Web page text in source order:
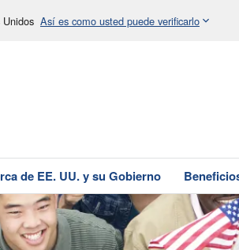
Así es como usted puede verificarlo
de EE. UU. y su Gobierno